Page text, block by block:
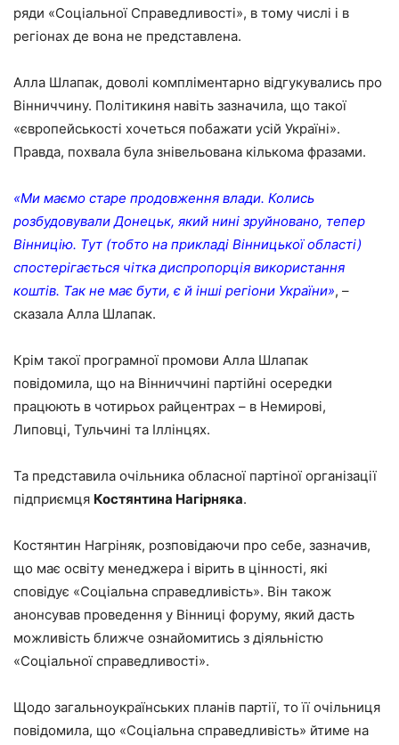
ряди «Соціальної Справедливості», в тому числі і в
регіонах де вона не представлена.
Алла Шлапак, доволі компліментарно відгукувались про
Вінниччину. Політикиня навіть зазначила, що такої
«європейськості хочеться побажати усій Україні».
Правда, похвала була знівельована кількома фразами.
«Ми маємо старе продовження влади. Колись
розбудовували Донецьк, який нині зруйновано, тепер
Вінницію. Тут (тобто на прикладі Вінницької області)
спостерігається чітка диспропорція використання
коштів. Так не має бути, є й інші регіони України», –
сказала Алла Шлапак.
Крім такої програмної промови Алла Шлапак
повідомила, що на Вінниччині партійні осередки
працюють в чотирьох райцентрах – в Немирові,
Липовці, Тульчині та Іллінцях.
Та представила очільника обласної партіної організації
підприємця Костянтина Нагірняка.
Костянтин Нагріняк, розповідаючи про себе, зазначив,
що має освіту менеджера і вірить в цінності, які
сповідує «Соціальна справедливість». Він також
анонсував проведення у Вінниці форуму, який дасть
можливість ближче ознайомитись з діяльністю
«Соціальної справедливості».
Щодо загальноукраїнських планів партії, то її очільниця
повідомила, що «Соціальна справедливість» йтиме на